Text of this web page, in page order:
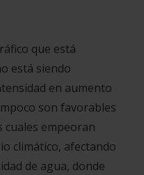
que está
está siendo
en aumento
son favorables
cuales empeoran
climático, afectando
de agua, donde